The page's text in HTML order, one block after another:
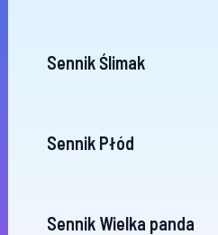
Sennik Ślimak
Sennik Płód
Sennik Wielka panda